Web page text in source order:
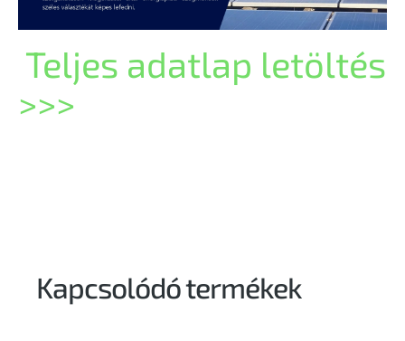
Teljes adatlap letöltés
>>>
Kapcsolódó termékek